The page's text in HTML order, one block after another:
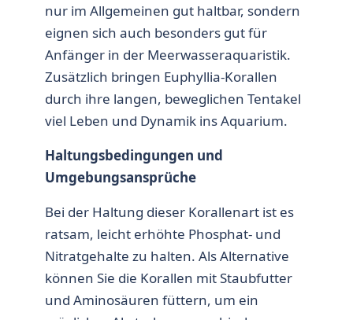
nur im Allgemeinen gut haltbar, sondern
eignen sich auch besonders gut für
Anfänger in der Meerwasseraquaristik.
Zusätzlich bringen Euphyllia-Korallen
durch ihre langen, beweglichen Tentakel
viel Leben und Dynamik ins Aquarium.
Haltungsbedingungen und
Umgebungsansprüche
Bei der Haltung dieser Korallenart ist es
ratsam, leicht erhöhte Phosphat- und
Nitratgehalte zu halten. Als Alternative
können Sie die Korallen mit Staubfutter
und Aminosäuren füttern, um ein